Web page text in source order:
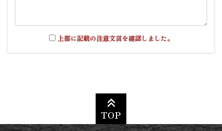
上部に記載の注意文言を確認しました。
TOP